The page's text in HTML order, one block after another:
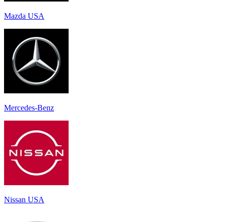
Mazda USA
Mercedes-Benz
Nissan USA